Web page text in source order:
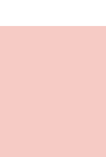
e cura
Il tessuto di buona qualità è
più di un'estate, ma come
o legno (schegge!) Può